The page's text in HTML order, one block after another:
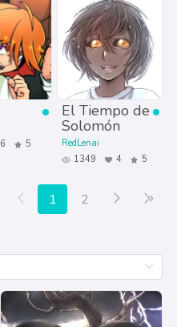
6 5
El Tiempo de
Solomón
RedLenai
1349
4 5
Primera página
Anterior
1 2 Siguiente